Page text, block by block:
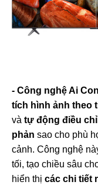
- Công nghệ Ai
tích hình ảnh theo
và tự động điều
phản sao cho phù
cảnh. Công nghệ
tối, tạo chiều sâu
hiển thị các chi tiết